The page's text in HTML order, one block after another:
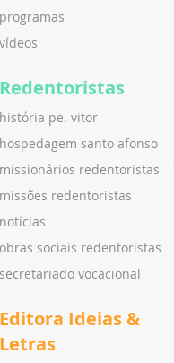
programas
vídeos
Redentoristas
história pe. vitor
hospedagem santo afonso
missionários redentoristas
missões redentoristas
notícias
obras sociais redentoristas
secretariado vocacional
Editora Ideias &
Letras